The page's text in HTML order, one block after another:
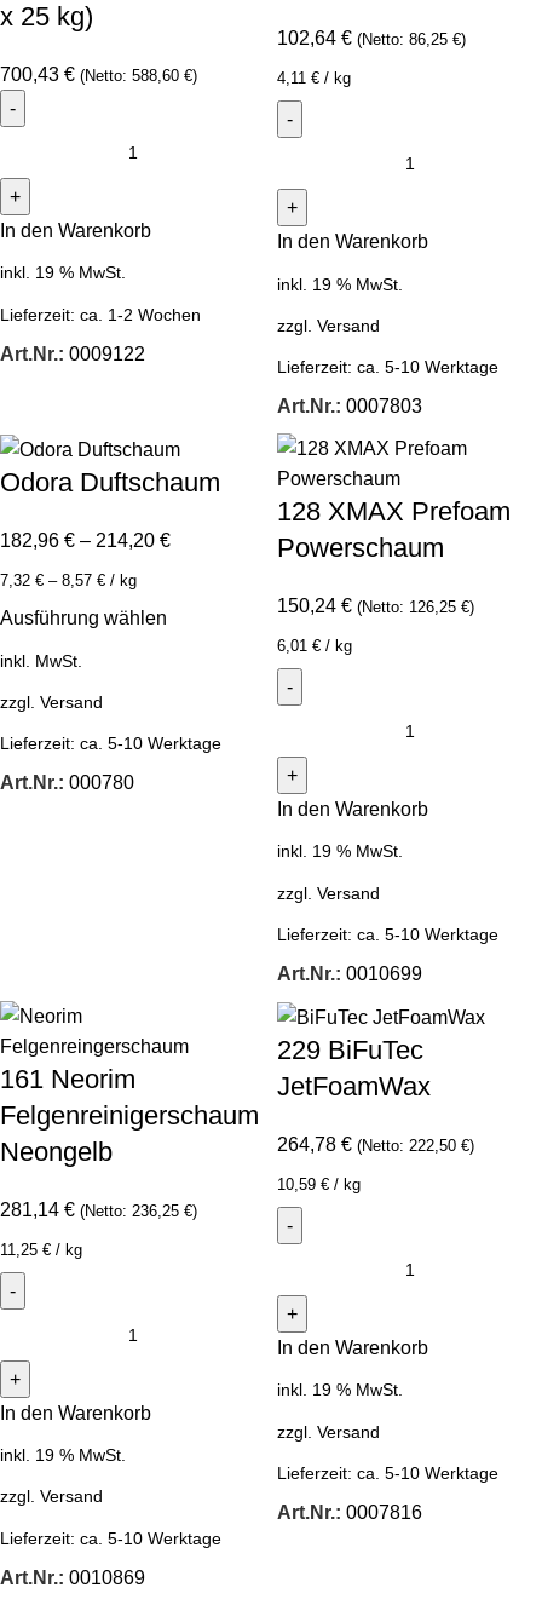
x 25 kg)
700,43 € (Netto: 588,60 €)
In den Warenkorb
inkl. 19 % MwSt.
Lieferzeit: ca. 1-2 Wochen
Art.Nr.: 0009122
102,64 € (Netto: 86,25 €)
4,11 € / kg
In den Warenkorb
inkl. 19 % MwSt.
zzgl. Versand
Lieferzeit: ca. 5-10 Werktage
Art.Nr.: 0007803
Odora Duftschaum
182,96 € – 214,20 €
7,32 € – 8,57 € / kg
Ausführung wählen
inkl. MwSt.
zzgl. Versand
Lieferzeit: ca. 5-10 Werktage
Art.Nr.: 000780
128 XMAX Prefoam
Powerschaum
150,24 € (Netto: 126,25 €)
6,01 € / kg
In den Warenkorb
inkl. 19 % MwSt.
zzgl. Versand
Lieferzeit: ca. 5-10 Werktage
Art.Nr.: 0010699
161 Neorim
Felgenreinigerschaum
Neongelb
281,14 € (Netto: 236,25 €)
11,25 € / kg
In den Warenkorb
inkl. 19 % MwSt.
zzgl. Versand
Lieferzeit: ca. 5-10 Werktage
Art.Nr.: 0010869
229 BiFuTec
JetFoamWax
264,78 € (Netto: 222,50 €)
10,59 € / kg
In den Warenkorb
inkl. 19 % MwSt.
zzgl. Versand
Lieferzeit: ca. 5-10 Werktage
Art.Nr.: 0007816